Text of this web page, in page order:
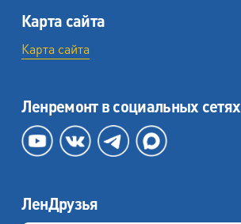
Карта сайта
Карта сайта
Ленремонт в социальных сетях
ЛенДрузья